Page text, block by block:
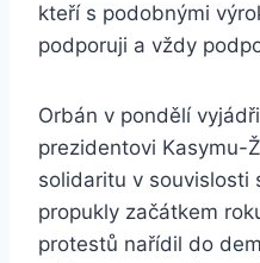
kteří s podobnými
podporuji a vždy
Orbán v pondělí
prezidentovi Kasymu-
solidaritu v souvislosti
propukly začátkem
protestů nařídil do